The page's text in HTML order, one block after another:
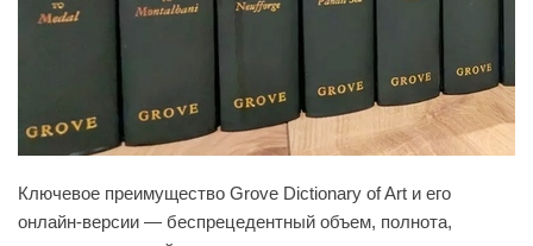
Ключевое преимущество Grove Dictionary of Art и его
онлайн-версии — беспрецедентный объем, полнота,